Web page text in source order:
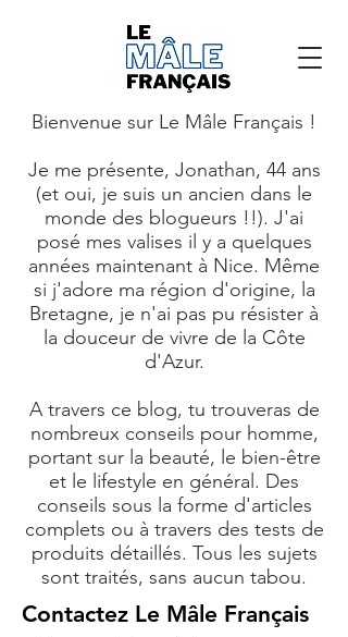
Bienvenue sur Le Mâle Français !
Je me présente, Jonathan, 44 ans
(et oui, je suis un ancien dans le
monde des blogueurs !!). J'ai
posé mes valises il y a quelques
années maintenant à Nice. Même
si j'adore ma région d'origine, la
Bretagne, je n'ai pas pu résister à
la douceur de vivre de la Côte
d'Azur.
A travers ce blog, tu trouveras de
nombreux conseils pour homme,
portant sur la beauté, le bien-être
et le lifestyle en général. Des
conseils sous la forme d'articles
complets ou à travers des tests de
produits détaillés. Tous les sujets
sont traités, sans aucun tabou.
Contactez Le Mâle Français